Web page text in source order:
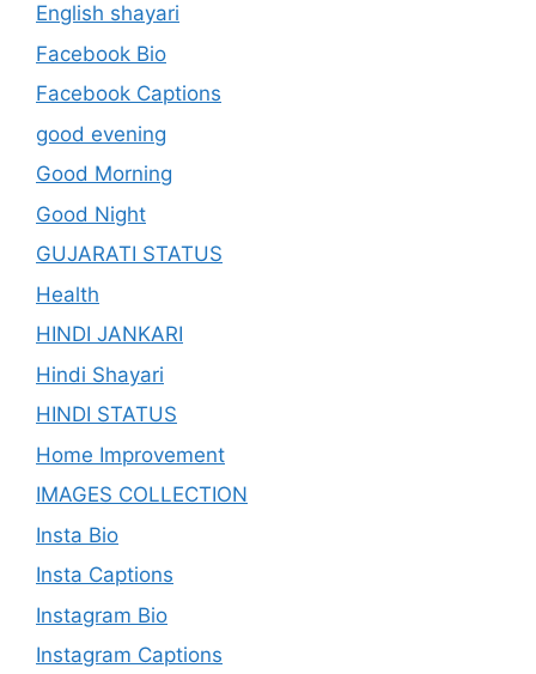
English shayari
Facebook Bio
Facebook Captions
good evening
Good Morning
Good Night
GUJARATI STATUS
Health
HINDI JANKARI
Hindi Shayari
HINDI STATUS
Home Improvement
IMAGES COLLECTION
Insta Bio
Insta Captions
Instagram Bio
Instagram Captions